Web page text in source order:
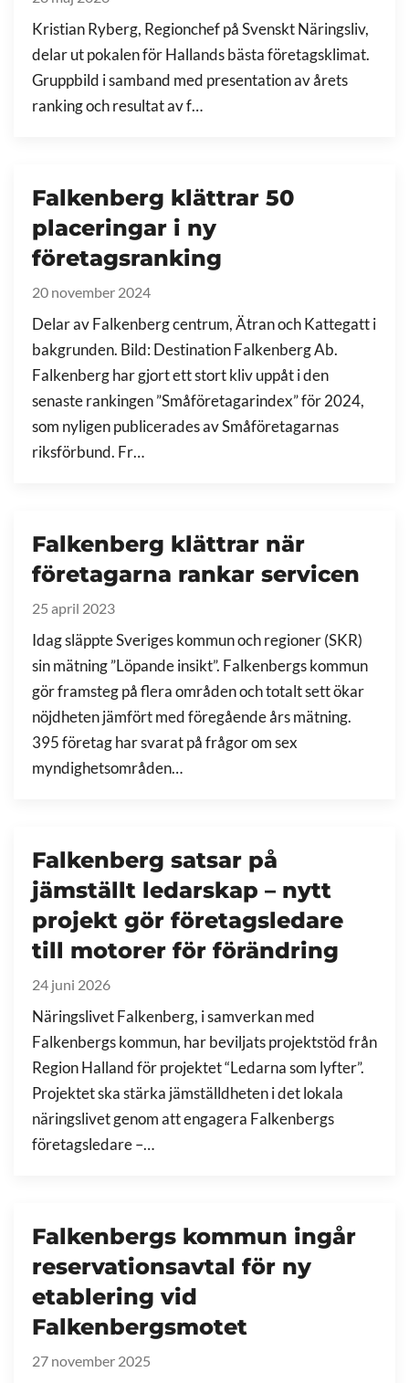
Kristian Ryberg, Regionchef på Svenskt Näringsliv,
delar ut pokalen för Hallands bästa företagsklimat.
Gruppbild i samband med presentation av årets
ranking och resultat av f…
Falkenberg klättrar 50
placeringar i ny
företagsranking
20 november 2024
Delar av Falkenberg centrum, Ätran och Kattegatt i
bakgrunden. Bild: Destination Falkenberg Ab.
Falkenberg har gjort ett stort kliv uppåt i den
senaste rankingen ”Småföretagarindex” för 2024,
som nyligen publicerades av Småföretagarnas
riksförbund. Fr…
Falkenberg klättrar när
företagarna rankar servicen
25 april 2023
Idag släppte Sveriges kommun och regioner (SKR)
sin mätning ”Löpande insikt”. Falkenbergs kommun
gör framsteg på flera områden och totalt sett ökar
nöjdheten jämfört med föregående års mätning.
395 företag har svarat på frågor om sex
myndighetsområden…
Falkenberg satsar på
jämställt ledarskap – nytt
projekt gör företagsledare
till motorer för förändring
24 juni 2026
Näringslivet Falkenberg, i samverkan med
Falkenbergs kommun, har beviljats projektstöd från
Region Halland för projektet “Ledarna som lyfter”.
Projektet ska stärka jämställdheten i det lokala
näringslivet genom att engagera Falkenbergs
företagsledare –…
Falkenbergs kommun ingår
reservationsavtal för ny
etablering vid
Falkenbergsmotet
27 november 2025